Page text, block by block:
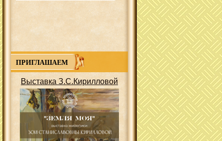
ПРИГЛАШАЕМ
Выставка З.С.Кирилловой